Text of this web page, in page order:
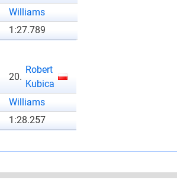
Williams
1:27.789
20.
Robert
Kubica
Williams
1:28.257